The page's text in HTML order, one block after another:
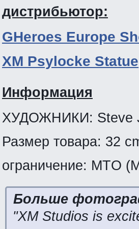
дистрибьютор:
GHeroes Europe
XM Psylocke Statue
Информация
ХУДОЖНИКИ: Steve
Размер товара: 32
ограничение: MTO
Больше
"XM Studios is